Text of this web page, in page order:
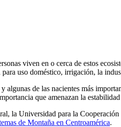
viven en o cerca de estos
uso doméstico, irrigación, la
de las nacientes más
que amenazan la
la Universidad para la
de Montaña en Centroamérica.